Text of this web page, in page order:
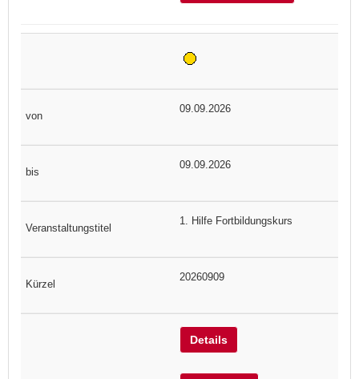
09.09.2026
09.09.2026
1. Hilfe Fortbildungskurs
20260909
Details